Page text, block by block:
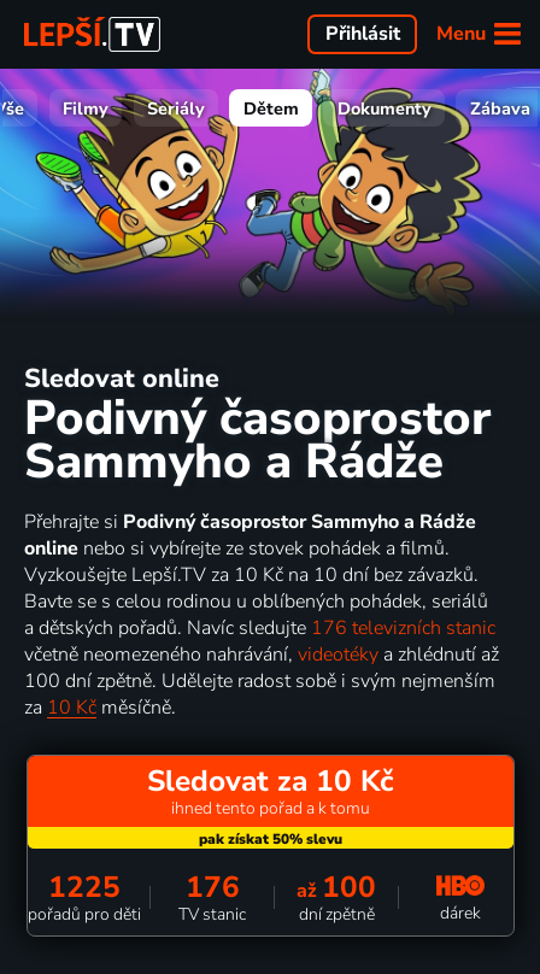
Menu
Přihlásit
Filmy Seriály Dětem Dokumenty Zábava
Sledovat online
Podivný časoprostor
Sammyho a Rádže
Přehrajte si Podivný časoprostor Sammyho a Rádže
online nebo si vybírejte ze stovek pohádek a filmů.
Vyzkoušejte Lepší.TV za 10 Kč na 10 dní bez závazků.
Bavte se s celou rodinou u oblíbených pohádek, seriálů
a dětských pořadů. Navíc sledujte 176 televizních stanic
včetně neomezeného nahrávání, videotéky a zhlédnutí až
100 dní zpětně. Udělejte radost sobě i svým nejmenším
za 10 Kč měsíčně.
Sledovat za 10 Kč
ihned tento pořad a k tomu
1225
pořadů pro děti
176
TV stanic
až 100
dní zpětně dárek